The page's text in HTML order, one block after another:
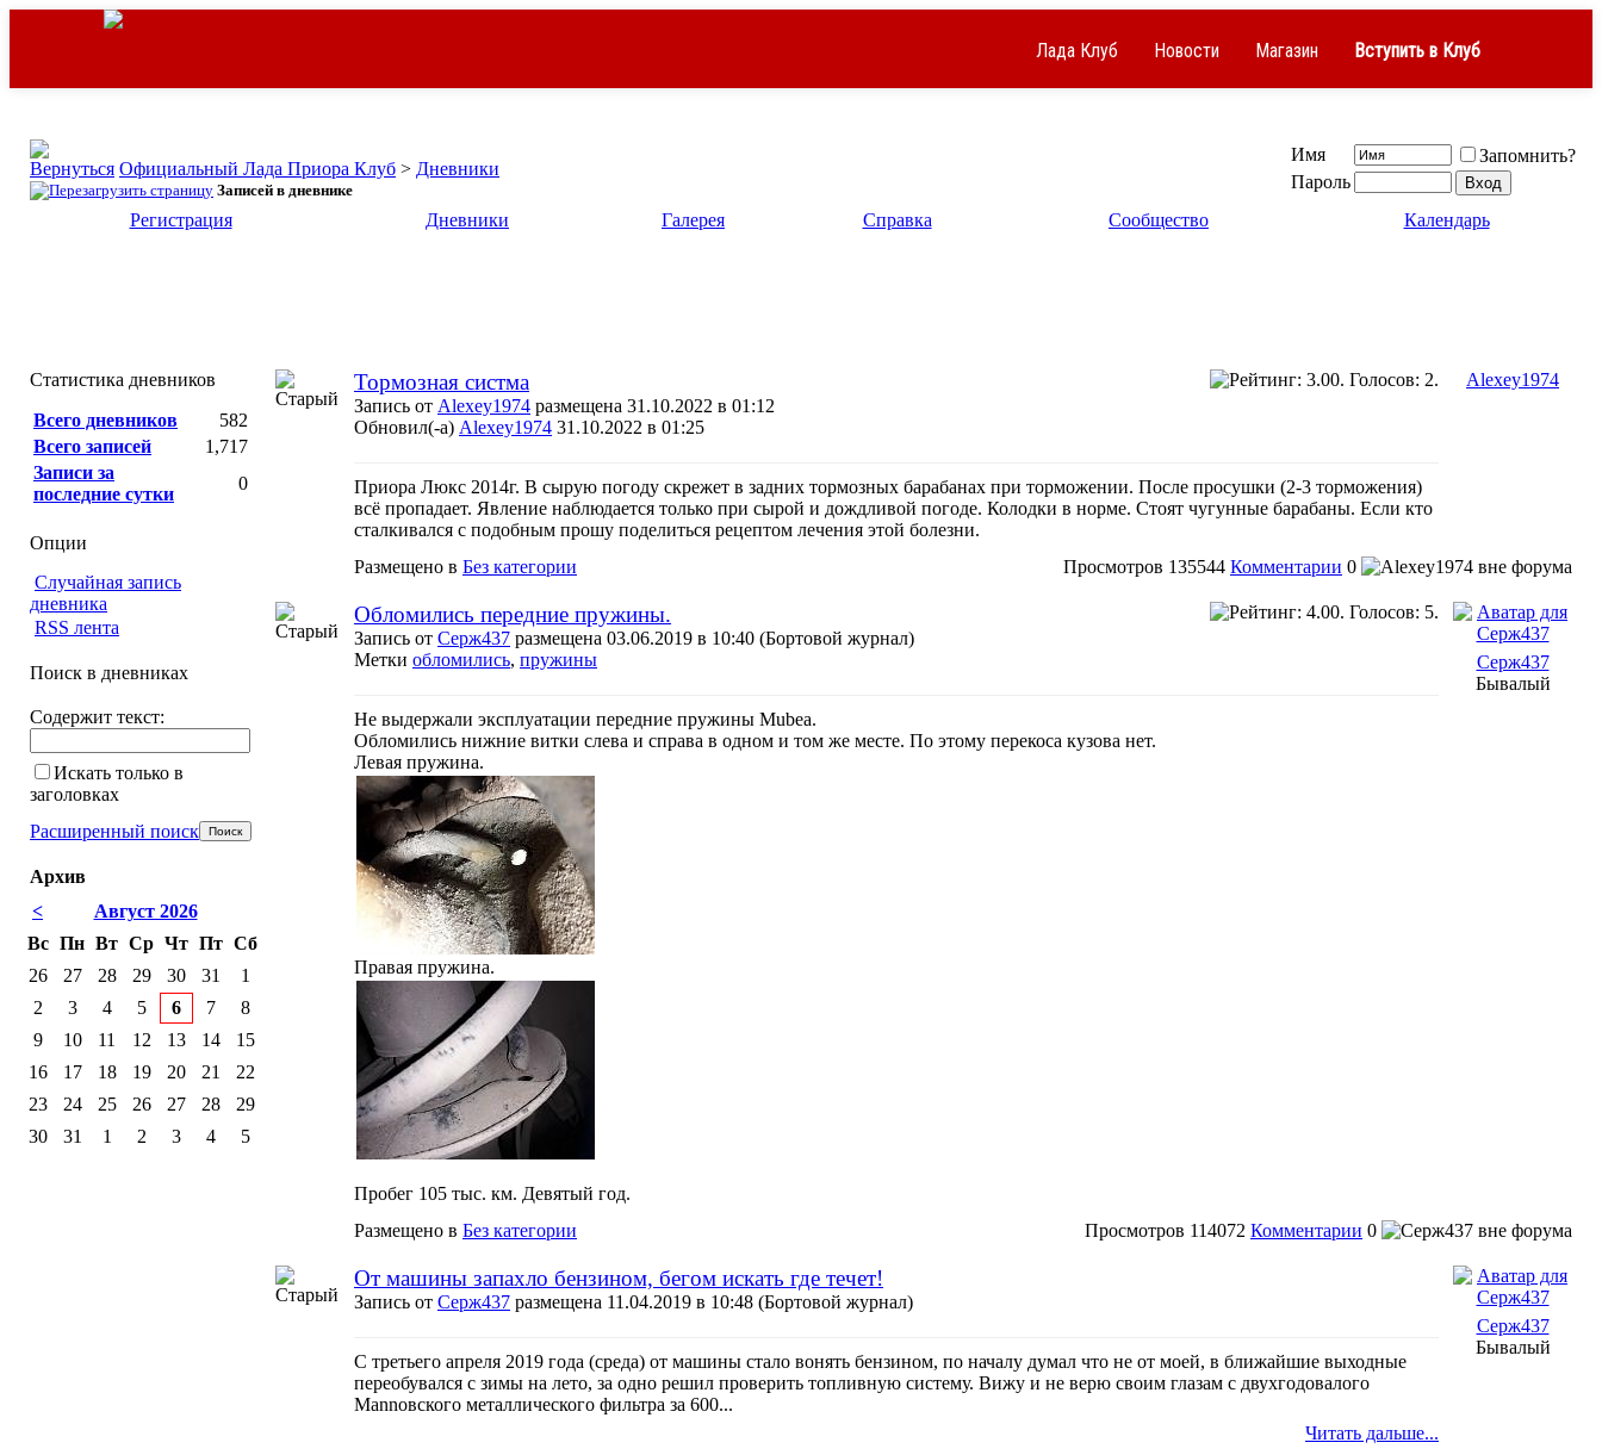
Лада Клуб Новости Магазин Вступить в Клуб
Официальный Лада Приора Клуб > Дневники
Записей в дневнике
Имя
Запомнить?
Пароль
Регистрация
Дневники Галерея Справка Сообщество Календарь
Тормозная систма
Запись от Alexey1974 размещена 31.10.2022 в 01:12
Обновил(-а) Alexey1974 31.10.2022 в 01:25
Приора Люкс 2014г. В сырую погоду скрежет в задних тормозных барабанах при торможении. После просушки (2-3 торможения)
всё пропадает. Явление наблюдается только при сырой и дождливой погоде. Колодки в норме. Стоят чугунные барабаны. Если кто
сталкивался с подобным прошу поделиться рецептом лечения этой болезни.
Alexey1974
Размещено в Без категории Просмотров 135544 Комментарии 0
Обломились передние пружины.
Запись от Серж437 размещена 03.06.2019 в 10:40 (Бортовой журнал)
Метки обломились, пружины
Не выдержали эксплуатации передние пружины Mubea.
Обломились нижние витки слева и справа в одном и том же месте. По этому перекоса кузова нет.
Левая пружина.
Правая пружина.
Пробег 105 тыс. км. Девятый год.
Серж437
Бывалый
Размещено в Без категории Просмотров 114072 Комментарии 0
От машины запахло бензином, бегом искать где течет!
Запись от Серж437 размещена 11.04.2019 в 10:48 (Бортовой журнал)
С третьего апреля 2019 года (среда) от машины стало вонять бензином, по началу думал что не от моей, в ближайшие выходные
переобувался с зимы на лето, за одно решил проверить топливную систему. Вижу и не верю своим глазам с двухгодовалого
Mannовского металлического фильтра за 600...
Читать дальше...
Серж437
Бывалый
Статистика дневников
Всего дневников
582
Всего записей
1,717
Записи за
последние сутки
0
Опции
Случайная запись
дневника
RSS лента
Поиск в дневниках
Содержит текст:
Искать только в
заголовках
Расширенный поиск
Архив
<
Август 2026
Вс Пн Вт Ср Чт Пт Сб
26
27 28 29 30 31
1
2
3 4 5 6 7
8
9
10 11 12 13 14
15
16
17 18 19 20 21
22
23
24 25 26 27 28
29
30
31 1 2 3 4 5